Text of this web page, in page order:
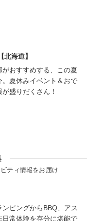
海道】
がおすすめする、この夏
。夏休みイベント＆おで
盛りだくさん！
ティ情報をお届け
ピングからBBQ、アス
日常体験を存分に堪能で